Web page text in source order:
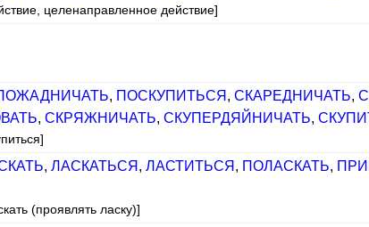
целенаправленное действие]
, ПОСКУПИТЬСЯ , СКАРЕДНИЧАТЬ,
,СКРЯЖНИЧАТЬ,СКУПЕРДЯЙНИЧАТЬ,
, ЛАСКАТЬСЯ , ЛАСТИТЬСЯ , ПОЛАСКАТЬ,
(проявлять ласку)]